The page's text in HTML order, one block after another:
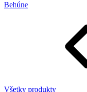
Behúne
Všetky produkty